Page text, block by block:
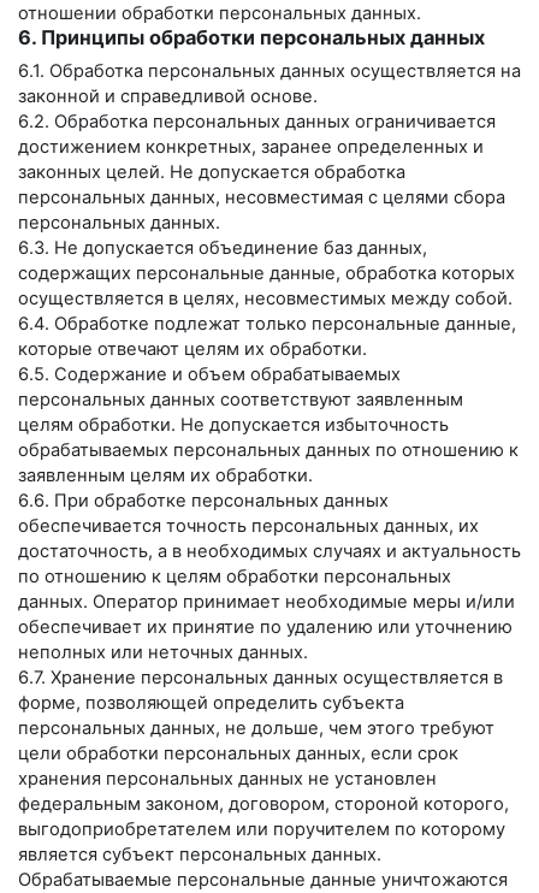
отношении обработки персональных данных.
6. Принципы обработки персональных данных
6.1. Обработка персональных данных осуществляется на
законной и справедливой основе.
6.2. Обработка персональных данных ограничивается
достижением конкретных, заранее определенных и
законных целей. Не допускается обработка
персональных данных, несовместимая с целями сбора
персональных данных.
6.3. Не допускается объединение баз данных,
содержащих персональные данные, обработка которых
осуществляется в целях, несовместимых между собой.
6.4. Обработке подлежат только персональные данные,
которые отвечают целям их обработки.
6.5. Содержание и объем обрабатываемых
персональных данных соответствуют заявленным
целям обработки. Не допускается избыточность
обрабатываемых персональных данных по отношению к
заявленным целям их обработки.
6.6. При обработке персональных данных
обеспечивается точность персональных данных, их
достаточность, а в необходимых случаях и актуальность
по отношению к целям обработки персональных
данных. Оператор принимает необходимые меры и/или
обеспечивает их принятие по удалению или уточнению
неполных или неточных данных.
6.7. Хранение персональных данных осуществляется в
форме, позволяющей определить субъекта
персональных данных, не дольше, чем этого требуют
цели обработки персональных данных, если срок
хранения персональных данных не установлен
федеральным законом, договором, стороной которого,
выгодоприобретателем или поручителем по которому
является субъект персональных данных.
Обрабатываемые персональные данные уничтожаются